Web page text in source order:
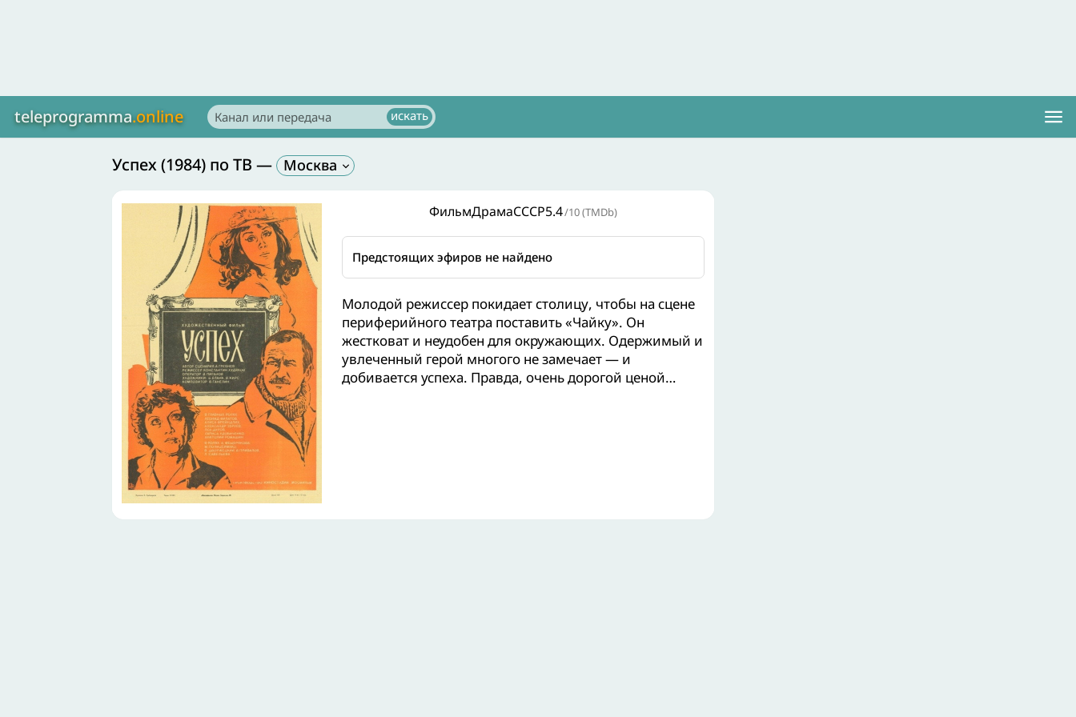
teleprogramma.online
Успех (1984) по ТВ — Москва
ФильмДрамаСССР5.4/10 (TMDb)
Предстоящих эфиров не найдено
Молодой режиссер покидает столицу, чтобы на сцене
периферийного театра поставить «Чайку». Он
жестковат и неудобен для окружающих. Одержимый и
увлеченный герой многого не замечает — и
добивается успеха. Правда, очень дорогой ценой…